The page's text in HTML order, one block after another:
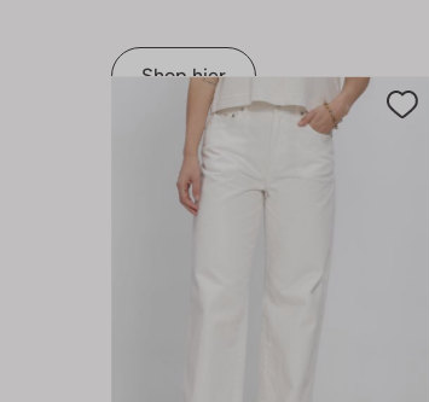
Shop hier